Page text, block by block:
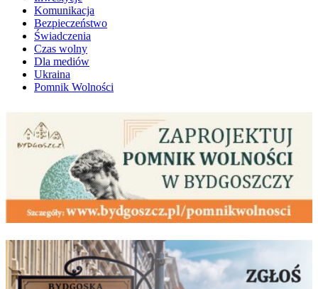
Komunikacja
Bezpieczeństwo
Świadczenia
Czas wolny
Dla mediów
Ukraina
Pomnik Wolności